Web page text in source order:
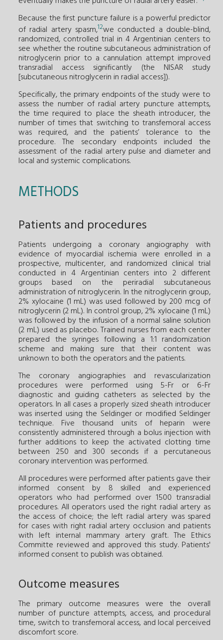
Because the first puncture failure is a powerful predictor
of radial artery spasm,12we conducted a double-blind,
randomized, controlled trial in 4 Argentinian centers to
see whether the routine subcutaneous administration of
nitroglycerin prior to a cannulation attempt improved
transradial access significantly (the NISAR study
[subcutaneous nitroglycerin in radial access]).
Specifically, the primary endpoints of the study were to
assess the number of radial artery puncture attempts,
the time required to place the sheath introducer, the
number of times that switching to transfemoral access
was required, and the patients’ tolerance to the
procedure. The secondary endpoints included the
assessment of the radial artery pulse and diameter and
local and systemic complications.
METHODS
Patients and procedures
Patients undergoing a coronary angiography with
evidence of myocardial ischemia were enrolled in a
prospective, multicenter, and randomized clinical trial
conducted in 4 Argentinian centers into 2 different
groups based on the periradial subcutaneous
administration of nitroglycerin. In the nitroglycerin group,
2% xylocaine (1 mL) was used followed by 200 mcg of
nitroglycerin (2 mL). In control group, 2% xylocaine (1 mL)
was followed by the infusion of a normal saline solution
(2 mL) used as placebo. Trained nurses from each center
prepared the syringes following a 1:1 randomization
scheme and making sure that their content was
unknown to both the operators and the patients.
The coronary angiographies and revascularization
procedures were performed using 5-Fr or 6-Fr
diagnostic and guiding catheters as selected by the
operators. In all cases a properly sized sheath introducer
was inserted using the Seldinger or modified Seldinger
technique. Five thousand units of heparin were
consistently administered through a bolus injection with
further additions to keep the activated clotting time
between 250 and 300 seconds if a percutaneous
coronary intervention was performed.
All procedures were performed after patients gave their
informed consent by 8 skilled and experienced
operators who had performed over 1500 transradial
procedures. All operators used the right radial artery as
the access of choice; the left radial artery was spared
for cases with right radial artery occlusion and patients
with left internal mammary artery graft. The Ethics
Committe reviewed and approved this study. Patients'
informed consent to publish was obtained.
Outcome measures
The primary outcome measures were the overall
number of puncture attempts, access, and procedural
time, switch to transfemoral access, and local perceived
discomfort score.